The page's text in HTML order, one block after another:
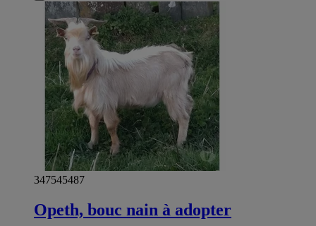
347545487
Opeth, bouc nain à adopter